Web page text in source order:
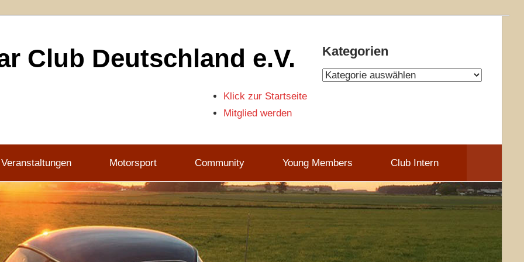
Club Deutschland e.V. Kategorien
Kategorien
Klick zur Startseite
Mitglied werden
Motorsport Community Young Members Club Intern